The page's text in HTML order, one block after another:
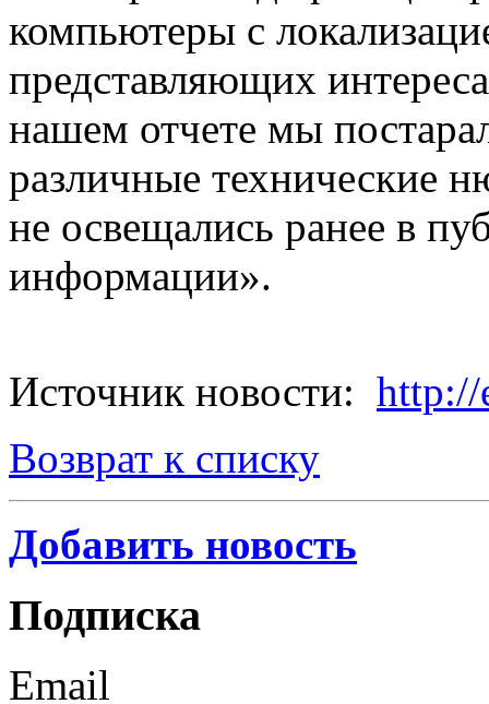
компьютеры с
представляющих
нашем отчете мы
различные технические
не освещались ранее в
информации».
Источник новости: http://
Возврат к списку
Добавить новость
Подписка
Email